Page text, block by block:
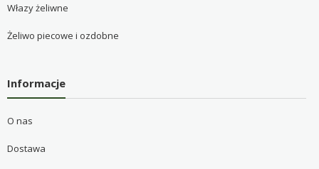
Włazy żeliwne
Żeliwo piecowe i ozdobne
Informacje
O nas
Dostawa